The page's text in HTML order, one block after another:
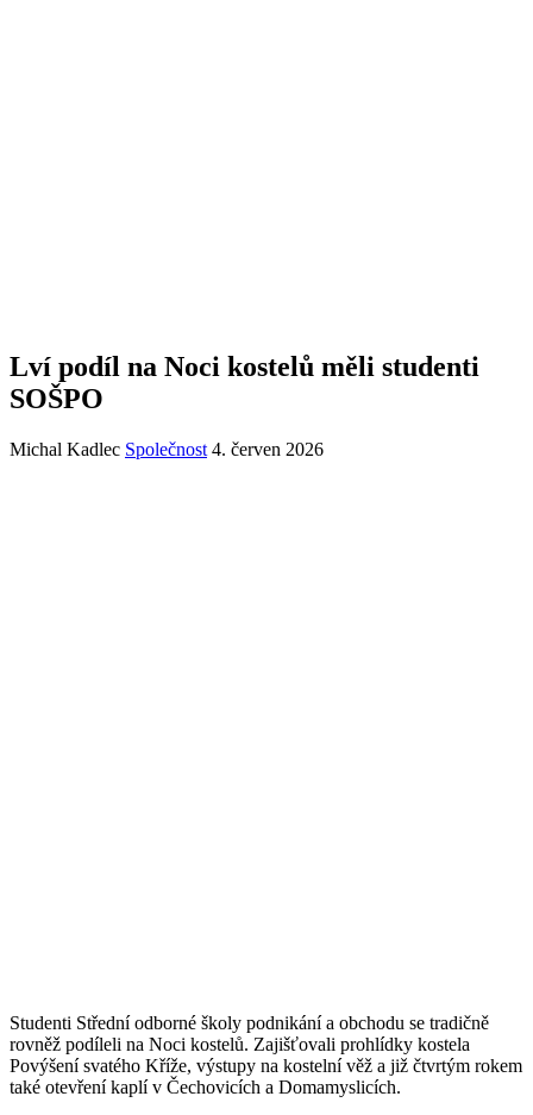
Lví podíl na Noci kostelů měli studenti
SOŠPO
Michal Kadlec Společnost 4. červen 2026
Studenti Střední odborné školy podnikání a obchodu se tradičně
rovněž podíleli na Noci kostelů. Zajišťovali prohlídky kostela
Povýšení svatého Kříže, výstupy na kostelní věž a již čtvrtým rokem
také otevření kaplí v Čechovicích a Domamyslicích.